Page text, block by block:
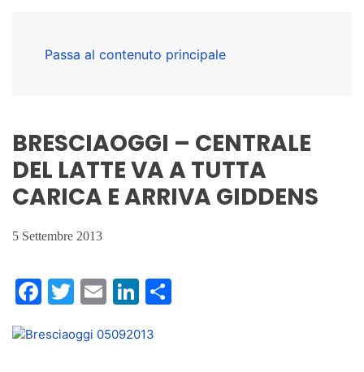
Passa al contenuto principale
BRESCIAOGGI – CENTRALE
DEL LATTE VA A TUTTA
CARICA E ARRIVA GIDDENS
5 Settembre 2013
Facebook
Twitter
EmailLinkedIn